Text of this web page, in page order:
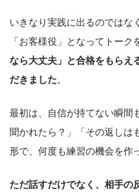
いきなり実践に出るのではな
「お客様役」となってトーク
なら大丈夫」と合格をもらえ
だきました。
最初は、自信が持てない瞬間
聞かれたら？」「その返しは
形で、何度も練習の機会を作
ただ話すだけでなく、相手の